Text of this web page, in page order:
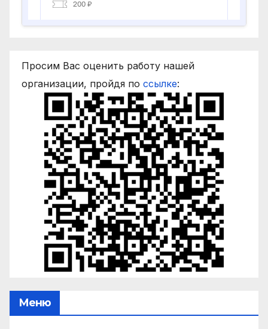
Просим Вас оценить работу нашей
организации, пройдя по ссылке:
Меню